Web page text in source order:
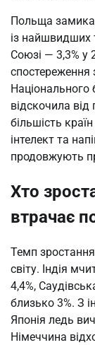
Польща
із найшвидших
Союзі — 3,3% у
спостереження
Національного
відскочила
більшість
інтелект та
продовжують
Хто
втрачає
Темп
світу. Індія
4,4%,
близько 3%. З
Японія ледь
Німеччина